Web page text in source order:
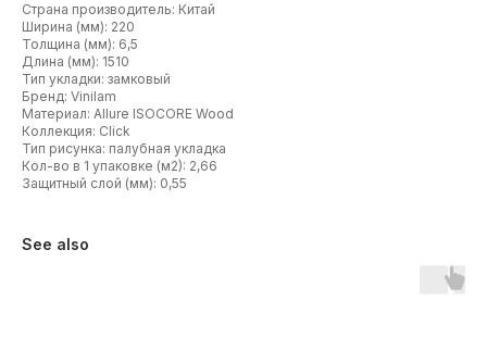
Страна производитель: Китай
Ширина (мм): 220
Толщина (мм): 6,5
Длина (мм): 1510
Тип укладки: замковый
Бренд: Vinilam
Материал: Allure ISOCORE Wood
Коллекция: Click
Тип рисунка: палубная укладка
Кол-во в 1 упаковке (м2): 2,66
Защитный слой (мм): 0,55
See also